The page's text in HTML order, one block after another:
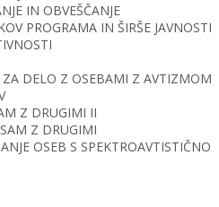
IN OBVEŠČANJE
PROGRAMA IN ŠIRŠE JAVNOSTI
ZA DELO Z OSEBAMI Z AVTIZMOM
Z DRUGIMI II
Z DRUGIMI
OSEB S SPEKTROAVTISTIČNO